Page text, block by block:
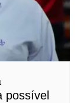
possível